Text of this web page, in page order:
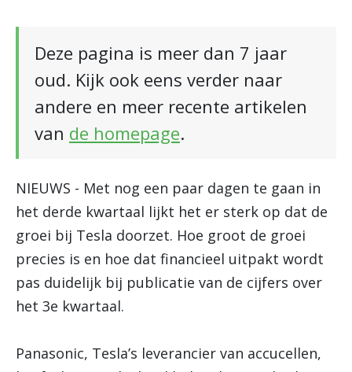
Deze pagina is meer dan 7 jaar
oud. Kijk ook eens verder naar
andere en meer recente artikelen
van de homepage.
NIEUWS - Met nog een paar dagen te gaan in
het derde kwartaal lijkt het er sterk op dat de
groei bij Tesla doorzet. Hoe groot de groei
precies is en hoe dat financieel uitpakt wordt
pas duidelijk bij publicatie van de cijfers over
het 3e kwartaal.
Panasonic, Tesla’s leverancier van accucellen,